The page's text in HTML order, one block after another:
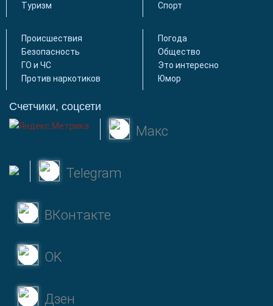
Туризм
Спорт
Происшествия
Безопасность
ГО и ЧС
Против наркотиков
Погода
Общество
Это интересно
Юмор
Счетчики, соцсети
Макс
Telegram
ВКонтакте
OK
Дзен